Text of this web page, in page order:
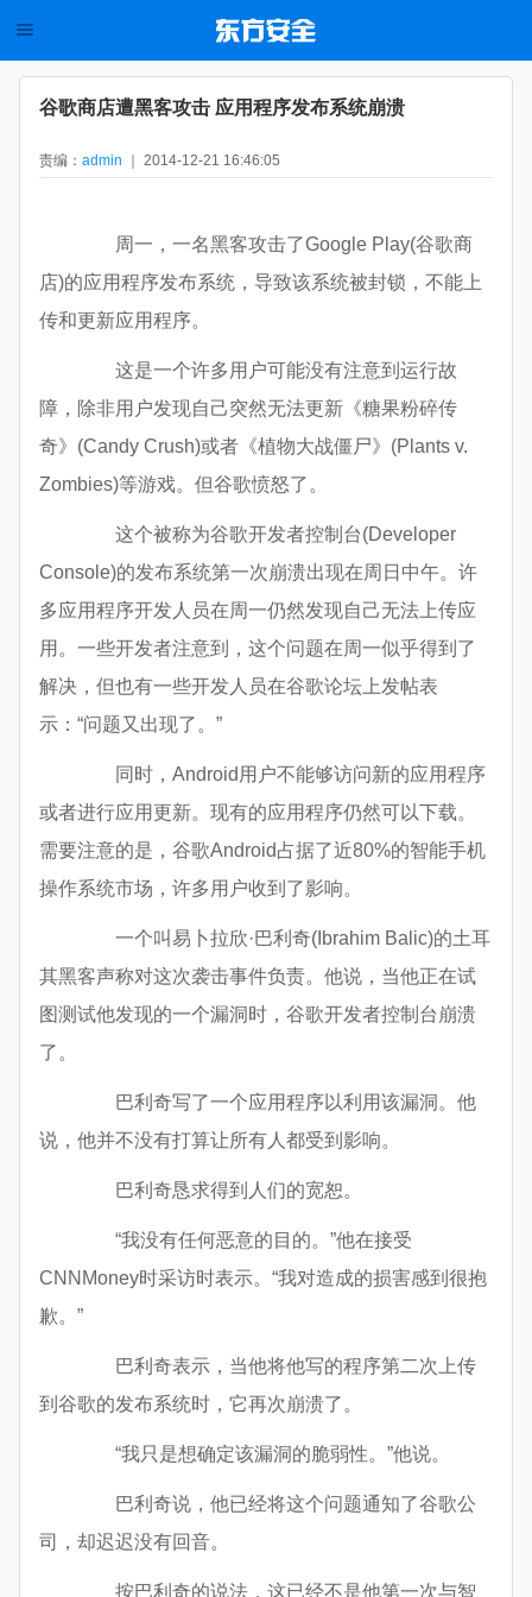
谷歌商店遭黑客攻击 应用程序发布系统崩溃
责编： admin ｜ 2014-12-21 16:46:05
周一，一名黑客攻击了Google Play(谷歌商
店)的应用程序发布系统，导致该系统被封锁，不能上
传和更新应用程序。
这是一个许多用户可能没有注意到运行故
障，除非用户发现自己突然无法更新《糖果粉碎传
奇》(Candy Crush)或者《植物大战僵尸》(Plants v.
Zombies)等游戏。但谷歌愤怒了。
这个被称为谷歌开发者控制台(Developer
Console)的发布系统第一次崩溃出现在周日中午。许
多应用程序开发人员在周一仍然发现自己无法上传应
用。一些开发者注意到，这个问题在周一似乎得到了
解决，但也有一些开发人员在谷歌论坛上发帖表
示：“问题又出现了。”
同时，Android用户不能够访问新的应用程序
或者进行应用更新。现有的应用程序仍然可以下载。
需要注意的是，谷歌Android占据了近80%的智能手机
操作系统市场，许多用户收到了影响。
一个叫易卜拉欣·巴利奇(Ibrahim Balic)的土耳
其黑客声称对这次袭击事件负责。他说，当他正在试
图测试他发现的一个漏洞时，谷歌开发者控制台崩溃
了。
巴利奇写了一个应用程序以利用该漏洞。他
说，他并不没有打算让所有人都受到影响。
巴利奇恳求得到人们的宽恕。
“我没有任何恶意的目的。”他在接受
CNNMoney时采访时表示。“我对造成的损害感到很抱
歉。”
巴利奇表示，当他将他写的程序第二次上传
到谷歌的发布系统时，它再次崩溃了。
“我只是想确定该漏洞的脆弱性。”他说。
巴利奇说，他已经将这个问题通知了谷歌公
司，却迟迟没有回音。
按巴利奇的说法，这已经不是他第一次与智